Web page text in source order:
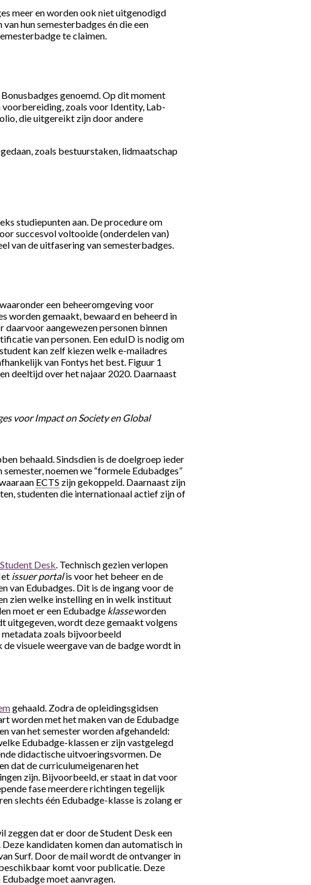
meer en worden ook niet uitgenodigd
hun semesterbadges én die een
te claimen.
genoemd. Op dit moment
voorbereiding, zoals voor Identity, Lab-
die uitgereikt zijn door andere
zoals bestuurstaken, lidmaatschap
studiepunten aan. De procedure om
succesvol voltooide (onderdelen van)
van de uitfasering van semesterbadges.
een beheeromgeving voor
worden gemaakt, bewaard en beheerd in
daarvoor aangewezen personen binnen
van personen. Een eduID is nodig om
kan zelf kiezen welk e-mailadres
van Fontys het best. Figuur 1
deeltijd over het najaar 2020. Daarnaast
voor Impact on Society en Global
behaald. Sindsdien is de doelgroep ieder
noemen we “formele Edubadges”
ECTS zijn gekoppeld. Daarnaast zijn
studenten die internationaal actief zijn of
Student Desk. Technisch gezien verlopen
issuer portalis voor het beheer en de
van Edubadges. Dit is de ingang voor de
zien welke instelling en in welk instituut
moet er een Edubadge klasseworden
uitgegeven, wordt deze gemaakt volgens
metadata zoals bijvoorbeeld
visuele weergave van de badge wordt in
gehaald. Zodra de opleidingsgidsen
worden met het maken van de Edubadge
van het semester worden afgehandeld:
Edubadge-klassen er zijn vastgelegd
didactische uitvoeringsvormen. De
dat de curriculumeigenaren het
zijn. Bijvoorbeeld, er staat in dat voor
fase meerdere richtingen tegelijk
slechts één Edubadge-klasse is zolang er
zeggen dat er door de Student Desk een
kandidaten komen dan automatisch in
Surf. Door de mail wordt de ontvanger in
komt voor publicatie. Deze
moet aanvragen.